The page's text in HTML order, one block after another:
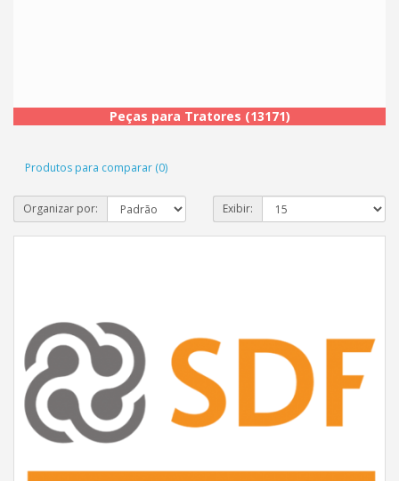
Peças para Tratores (13171)
Produtos para comparar (0)
Organizar por: Exibir: